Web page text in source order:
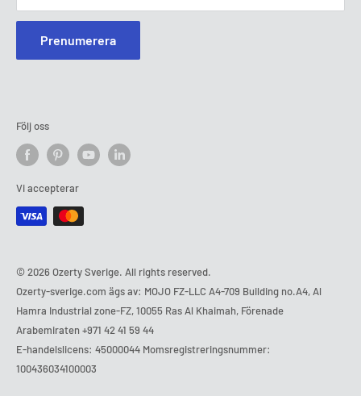
Prenumerera
Följ oss
Vi accepterar
© 2026 Ozerty Sverige. All rights reserved.
Ozerty-sverige.com ägs av: MOJO FZ-LLC A4-709 Building no.A4, Al
Hamra Industrial zone-FZ, 10055 Ras Al Khaimah, Förenade
Arabemiraten+971 42 41 59 44
E-handelslicens: 45000044 Momsregistreringsnummer:
100436034100003